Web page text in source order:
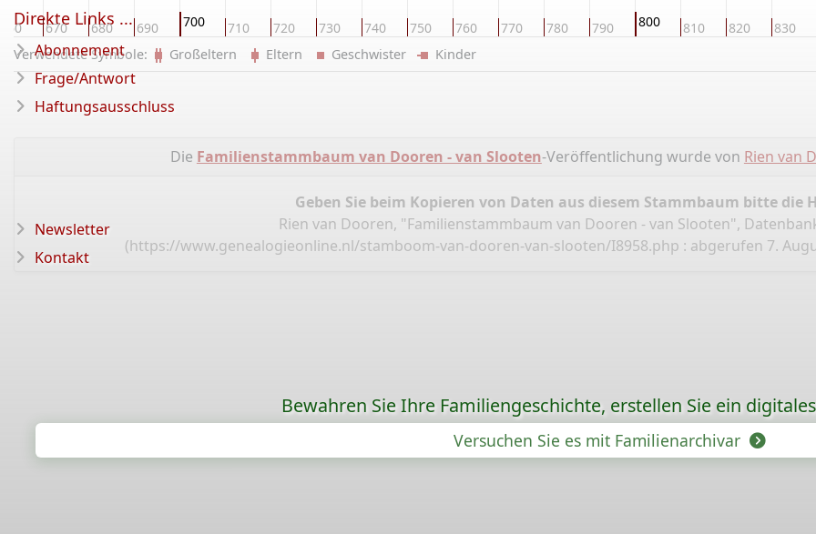
660 670 680 690 700 710 720 730 740 750 760 770 780 790 800 810 820 830
Verwendete Symbole: Großeltern Eltern Geschwister Kinder
Die Familienstammbaum van Dooren - van Slooten-Veröffentlichung wurde von Rien van
Geben Sie beim Kopieren von Daten aus diesem Stammbaum bitte die
Rien van Dooren, "Familienstammbaum van Dooren - van Slooten",
(https://www.genealogieonline.nl/stamboom-van-dooren-van-slooten/I8958.php : abgerufen 7.
Direkte Links ...
Abonnement
Frage/Antwort
Haftungsausschluss
Newsletter
Kontakt
Bewahren Sie Ihre Familiengeschichte, erstellen Sie ein
Versuchen Sie es mit Familienarchivar